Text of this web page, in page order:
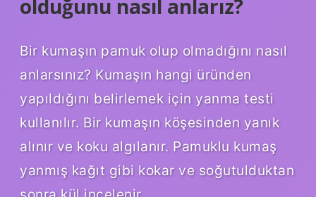
olduğunu nasıl anlarız?
Bir kumaşın pamuk olup olmadığını nasıl
anlarsınız? Kumaşın hangi üründen
yapıldığını belirlemek için yanma testi
kullanılır. Bir kumaşın köşesinden yanık
alınır ve koku algılanır. Pamuklu kumaş
yanmış kağıt gibi kokar ve soğutulduktan